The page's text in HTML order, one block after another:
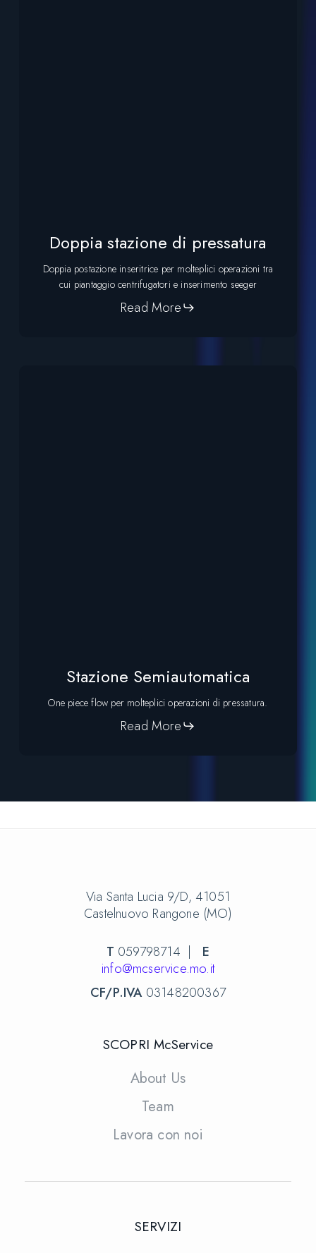
Doppia stazione di pressatura
Doppia postazione inseritrice per molteplici operazioni tra
cui piantaggio centrifugatori e inserimento seeger
Read More
Stazione Semiautomatica
One piece flow per molteplici operazioni di pressatura.
Read More
Via Santa Lucia 9/D, 41051
Castelnuovo Rangone (MO)
T 059798714 | E
info@mcservice.mo.it
CF/P.IVA03148200367
SCOPRI McService
About Us
Team
Lavora con noi
SERVIZI